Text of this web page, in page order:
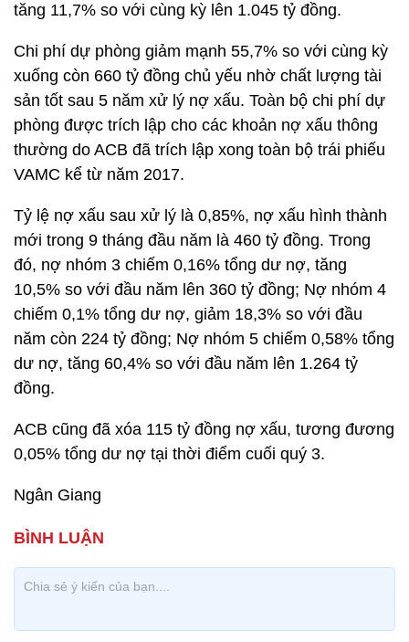
tăng 11,7% so với cùng kỳ lên 1.045 tỷ đồng.
Chi phí dự phòng giảm mạnh 55,7% so với cùng kỳ
xuống còn 660 tỷ đồng chủ yếu nhờ chất lượng tài
sản tốt sau 5 năm xử lý nợ xấu. Toàn bộ chi phí dự
phòng được trích lập cho các khoản nợ xấu thông
thường do ACB đã trích lập xong toàn bộ trái phiếu
VAMC kể từ năm 2017.
Tỷ lệ nợ xấu sau xử lý là 0,85%, nợ xấu hình thành
mới trong 9 tháng đầu năm là 460 tỷ đồng. Trong
đó, nợ nhóm 3 chiếm 0,16% tổng dư nợ, tăng
10,5% so với đầu năm lên 360 tỷ đồng; Nợ nhóm 4
chiếm 0,1% tổng dư nợ, giảm 18,3% so với đầu
năm còn 224 tỷ đồng; Nợ nhóm 5 chiếm 0,58% tổng
dư nợ, tăng 60,4% so với đầu năm lên 1.264 tỷ
đồng.
ACB cũng đã xóa 115 tỷ đồng nợ xấu, tương đương
0,05% tổng dư nợ tại thời điểm cuối quý 3.
Ngân Giang